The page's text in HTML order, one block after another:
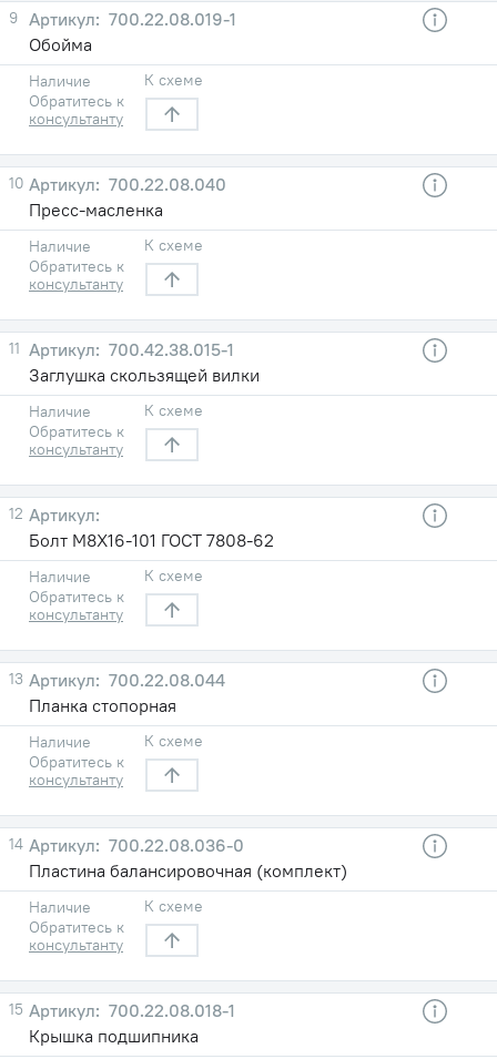
9
700.22.08.019-1
Обойма
Наличие
Обратитесь к
консультанту
К схеме
10
700.22.08.040
Пресс-масленка
Наличие
Обратитесь к
консультанту
К схеме
11
700.42.38.015-1
Заглушка скользящей вилки
Наличие
Обратитесь к
консультанту
К схеме
12
Болт М8Х16-101 ГОСТ 7808-62
Наличие
Обратитесь к
консультанту
К схеме
13
700.22.08.044
Планка стопорная
Наличие
Обратитесь к
консультанту
К схеме
14
700.22.08.036-0
Пластина балансировочная (комплект)
Наличие
Обратитесь к
консультанту
К схеме
15
700.22.08.018-1
Крышка подшипника